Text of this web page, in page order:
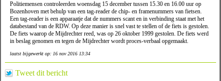
Politiemensen controleerden woensdag 15 december tussen 15.30 en 16.00 uur op
Bozenhoven met behulp van een tag-reader de chip- en framenummers van fietsen.
Een tag-reader is een apparaatje dat de nummers scant en in verbinding staat met het
databestand van de RDW. Op deze manier is snel vast te stellen of de fiets is gestolen.
De fiets waarop de Mijdrechter reed, was op 26 oktober 1999 gestolen. De fiets werd
in beslag genomen en tegen de Mijdrechter wordt proces-verbaal opgemaakt.
laatst bijgewerkt op: 16 nov 2016 13:34
Tweet dit bericht